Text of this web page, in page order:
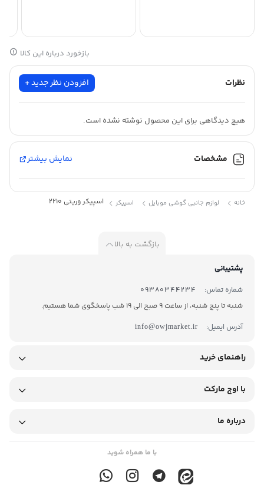
بازخورد درباره این کالا
نظرات افزودن نظر جدید +
هیچ دیدگاهی برای این محصول نوشته نشده است.
مشخصات نمایش بیشتر
خانه لوازم جانبی گوشی موبایل اسپیکر اسپیکر وریتی 2210
بازگشت به بالا
پشتیبانی
شماره تماس:
09380344234
شنبه تا پنج شنبه، از ساعت 9 صبح الی 19 شب پاسخگوی شما هستیم.
آدرس ایمیل:
info@owjmarket.ir
راهنمای خرید
با اوج مارکت
درباره ما
با ما همراه شوید